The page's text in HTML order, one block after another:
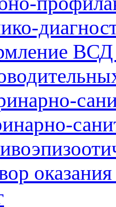
ВСД